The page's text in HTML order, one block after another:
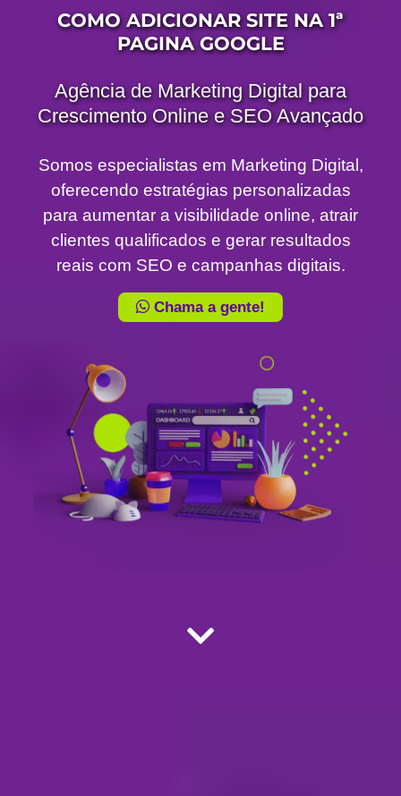
COMO ADICIONAR SITE NA 1ª
PAGINA GOOGLE
Agência de Marketing Digital para
Crescimento Online e SEO Avançado
Somos especialistas em Marketing Digital,
oferecendo estratégias personalizadas
para aumentar a visibilidade online, atrair
clientes qualificados e gerar resultados
reais com SEO e campanhas digitais.
Chama a gente!